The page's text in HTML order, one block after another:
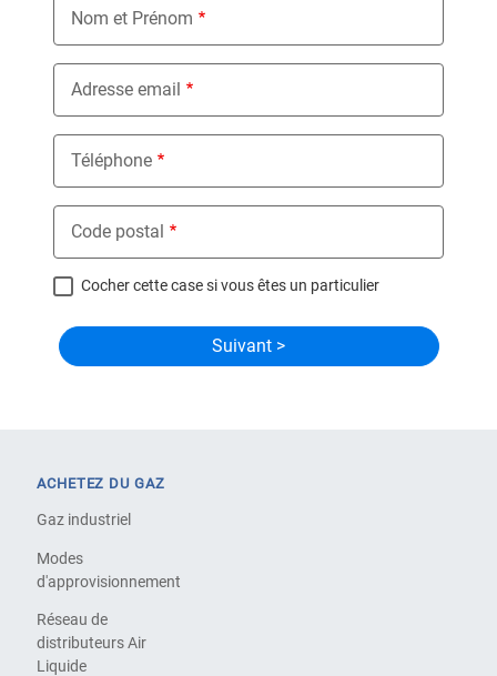
Nom et Prénom
Adresse email
Téléphone
Code postal
Cocher cette case si vous êtes un particulier
ACHETEZ DU GAZ
Gaz industriel
Modes
d'approvisionnement
Réseau de
distributeurs Air
Liquide